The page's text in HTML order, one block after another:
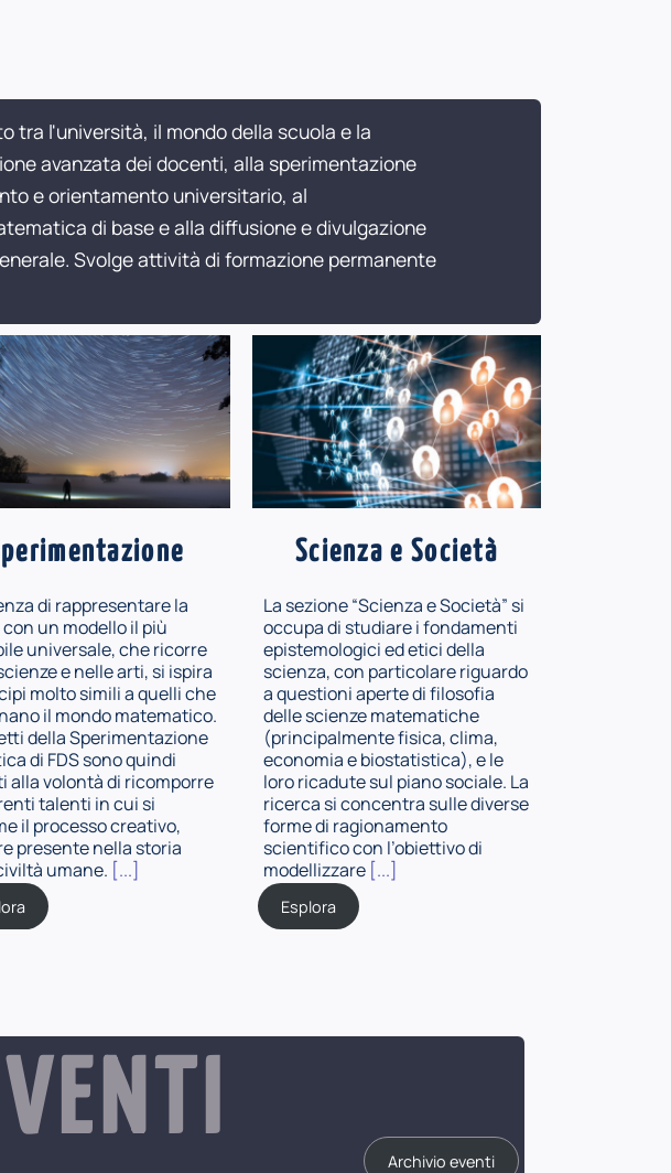
tra l'università, il mondo della scuola e la
avanzata dei docenti, alla sperimentazione
e orientamento universitario, al
di base e alla diffusione e divulgazione
Svolge attività di formazione permanente
di rappresentare la
un modello il più
universale, che ricorre
e nelle arti, si ispira
molto simili a quelli che
il mondo matematico.
della Sperimentazione
di FDS sono quindi
alla volontà di ricomporre
talenti in cui si
il processo creativo,
presente nella storia
umane. [...]
Scienza e Società
La sezione “Scienza e Società” si
occupa di studiare i fondamenti
epistemologici ed etici della
scienza, con particolare riguardo
a questioni aperte di filosofia
delle scienze matematiche
(principalmente fisica, clima,
economia e biostatistica), e le
loro ricadute sul piano sociale. La
ricerca si concentra sulle diverse
forme di ragionamento
scientifico con l’obiettivo di
modellizzare [...]
Esplora
Archivio eventi